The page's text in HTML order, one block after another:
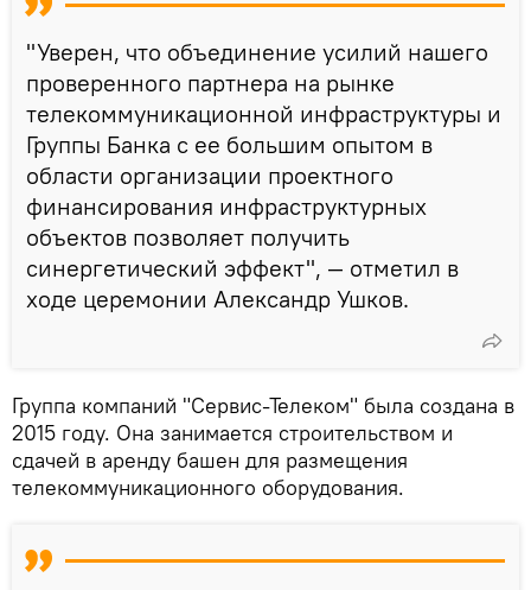
"Уверен, что объединение усилий нашего
проверенного партнера на рынке
телекоммуникационной инфраструктуры и
Группы Банка с ее большим опытом в
области организации проектного
финансирования инфраструктурных
объектов позволяет получить
синергетический эффект", — отметил в
ходе церемонии Александр Ушков.
Группа компаний "Сервис-Телеком" была создана в
2015 году. Она занимается строительством и
сдачей в аренду башен для размещения
телекоммуникационного оборудования.